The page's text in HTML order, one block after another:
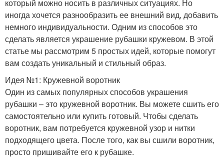
который можно носить в различных ситуациях. Но
иногда хочется разнообразить ее внешний вид, добавить
немного индивидуальности. Одним из способов это
сделать является украшение рубашки кружевом. В этой
статье мы рассмотрим 5 простых идей, которые помогут
вам создать уникальный и стильный образ.
Идея №1: Кружевной воротник
Один из самых популярных способов украшения
рубашки – это кружевной воротник. Вы можете сшить его
самостоятельно или купить готовый. Чтобы сделать
воротник, вам потребуется кружевной узор и нитки
подходящего цвета. После того, как вы сшили воротник,
просто пришивайте его к рубашке.